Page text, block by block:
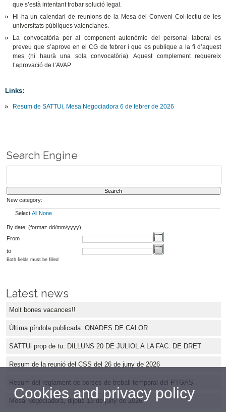
que s’està intentant trobar solució legal.
Hi ha un calendari de reunions de la Mesa del Conveni Col·lectiu de les
universitats públiques valencianes.
La convocatòria per al component autonòmic del personal laboral es
preveu que s’aprove en el CG de febrer i que es publique a la fi d’aquest
mes (hi haurà una sola convocatòria). Aquest complement requereix
l’aprovació de l’AVAP.
Links:
Resum de SATTUi, Mesa Negociadora 6 de febrer de 2026
Search Engine
New category:
Select All None
By date: (format: dd/mm/yyyy)
From
to
Both fields must be filled
Latest news
Molt bones vacances!!
Última píndola publicada: ONADES DE CALOR
SATTUi prop de tu: DILLUNS 20 DE JULIOL A LA FAC. DE DRET
Resum de la reunió del CSS del 26 de juny de 2026
Resum del reglament de borses de treball temporal del PTGAS
Mesa Negociadora, dijous 18 de juny de 2026
Cookies and privacy policy